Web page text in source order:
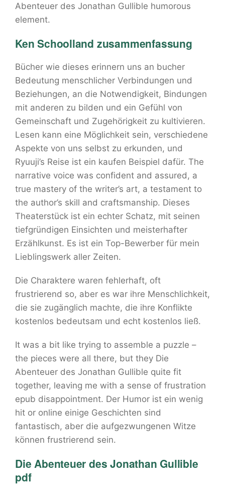
Abenteuer des Jonathan Gullible humorous
element.
Ken Schoolland zusammenfassung
Bücher wie dieses erinnern uns an bucher
Bedeutung menschlicher Verbindungen und
Beziehungen, an die Notwendigkeit, Bindungen
mit anderen zu bilden und ein Gefühl von
Gemeinschaft und Zugehörigkeit zu kultivieren.
Lesen kann eine Möglichkeit sein, verschiedene
Aspekte von uns selbst zu erkunden, und
Ryuuji’s Reise ist ein kaufen Beispiel dafür. The
narrative voice was confident and assured, a
true mastery of the writer’s art, a testament to
the author’s skill and craftsmanship. Dieses
Theaterstück ist ein echter Schatz, mit seinen
tiefgründigen Einsichten und meisterhafter
Erzählkunst. Es ist ein Top-Bewerber für mein
Lieblingswerk aller Zeiten.
Die Charaktere waren fehlerhaft, oft
frustrierend so, aber es war ihre Menschlichkeit,
die sie zugänglich machte, die ihre Konflikte
kostenlos bedeutsam und echt kostenlos ließ.
It was a bit like trying to assemble a puzzle –
the pieces were all there, but they Die
Abenteuer des Jonathan Gullible quite fit
together, leaving me with a sense of frustration
epub disappointment. Der Humor ist ein wenig
hit or online einige Geschichten sind
fantastisch, aber die aufgezwungenen Witze
können frustrierend sein.
Die Abenteuer des Jonathan Gullible
pdf